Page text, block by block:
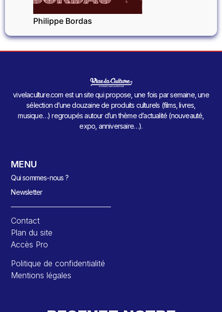
Philippe Bordas
vivelaculture.com est un site qui propose, une fois par semaine, une
sélection d’une douzaine de produits culturels (films, livres,
musique…) regroupés autour d’un thème d’actualité (nouveauté,
expo, anniversaire…).
MENU
Qui sommes-nous ?
Newsletter
Contact
Plan du site
Accès Pro
Politique de confidentialité
Mentions légales